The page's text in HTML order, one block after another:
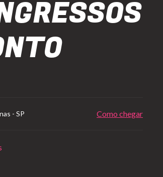
- SP Como chegar